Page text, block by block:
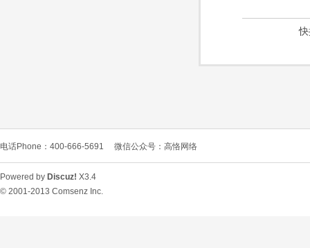
电话Phone：400-666-5691 微信公众号：高恪网络
Powered by Discuz! X3.4
© 2001-2013 Comsenz Inc.